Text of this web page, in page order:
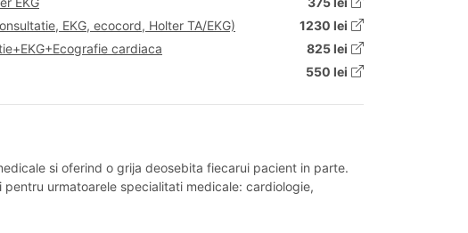
EKG, ecocord, Holter TA/EKG)
1230 lei
cardiaca
825 lei
550 lei
si oferind o grija deosebita fiecarui pacient in parte.
urmatoarele specialitati medicale: cardiologie,